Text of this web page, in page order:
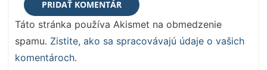
Táto stránka používa Akismet na obmedzenie
spamu. Zistite, ako sa spracovávajú údaje o vašich
komentároch.